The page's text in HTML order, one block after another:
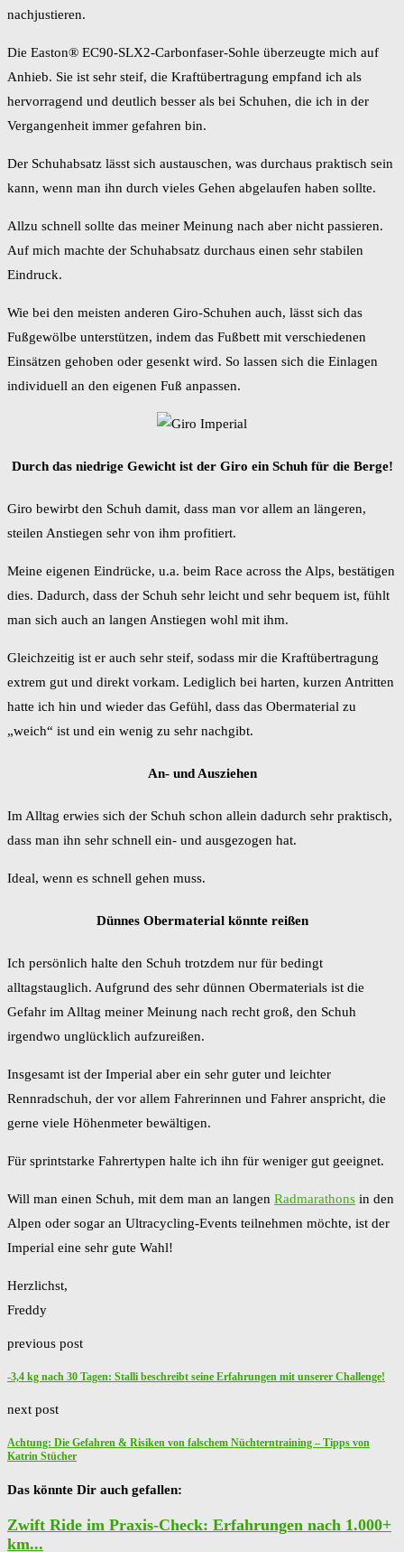
nachjustieren.
Die Easton® EC90-SLX2-Carbonfaser-Sohle überzeugte mich auf
Anhieb. Sie ist sehr steif, die Kraftübertragung empfand ich als
hervorragend und deutlich besser als bei Schuhen, die ich in der
Vergangenheit immer gefahren bin.
Der Schuhabsatz lässt sich austauschen, was durchaus praktisch sein
kann, wenn man ihn durch vieles Gehen abgelaufen haben sollte.
Allzu schnell sollte das meiner Meinung nach aber nicht passieren.
Auf mich machte der Schuhabsatz durchaus einen sehr stabilen
Eindruck.
Wie bei den meisten anderen Giro-Schuhen auch, lässt sich das
Fußgewölbe unterstützen, indem das Fußbett mit verschiedenen
Einsätzen gehoben oder gesenkt wird. So lassen sich die Einlagen
individuell an den eigenen Fuß anpassen.
Durch das niedrige Gewicht ist der Giro ein Schuh für die Berge!
Giro bewirbt den Schuh damit, dass man vor allem an längeren,
steilen Anstiegen sehr von ihm profitiert.
Meine eigenen Eindrücke, u.a. beim Race across the Alps, bestätigen
dies. Dadurch, dass der Schuh sehr leicht und sehr bequem ist, fühlt
man sich auch an langen Anstiegen wohl mit ihm.
Gleichzeitig ist er auch sehr steif, sodass mir die Kraftübertragung
extrem gut und direkt vorkam. Lediglich bei harten, kurzen Antritten
hatte ich hin und wieder das Gefühl, dass das Obermaterial zu
„weich“ ist und ein wenig zu sehr nachgibt.
An- und Ausziehen
Im Alltag erwies sich der Schuh schon allein dadurch sehr praktisch,
dass man ihn sehr schnell ein- und ausgezogen hat.
Ideal, wenn es schnell gehen muss.
Dünnes Obermaterial könnte reißen
Ich persönlich halte den Schuh trotzdem nur für bedingt
alltagstauglich. Aufgrund des sehr dünnen Obermaterials ist die
Gefahr im Alltag meiner Meinung nach recht groß, den Schuh
irgendwo unglücklich aufzureißen.
Insgesamt ist der Imperial aber ein sehr guter und leichter
Rennradschuh, der vor allem Fahrerinnen und Fahrer anspricht, die
gerne viele Höhenmeter bewältigen.
Für sprintstarke Fahrertypen halte ich ihn für weniger gut geeignet.
Will man einen Schuh, mit dem man an langen Radmarathons in den
Alpen oder sogar an Ultracycling-Events teilnehmen möchte, ist der
Imperial eine sehr gute Wahl!
Herzlichst,
Freddy
previous post
-3,4 kg nach 30 Tagen: Stalli beschreibt seine Erfahrungen mit unserer Challenge!
next post
Achtung: Die Gefahren & Risiken von falschem Nüchterntraining – Tipps von
Katrin Stücher
Das könnte Dir auch gefallen:
Zwift Ride im Praxis-Check: Erfahrungen nach 1.000+
km...